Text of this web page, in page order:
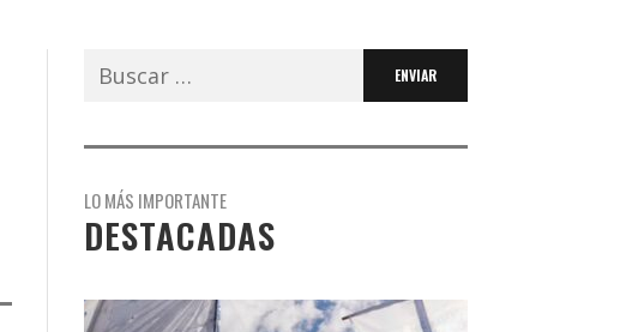
Buscar:
LO MÁS IMPORTANTE
DESTACADAS